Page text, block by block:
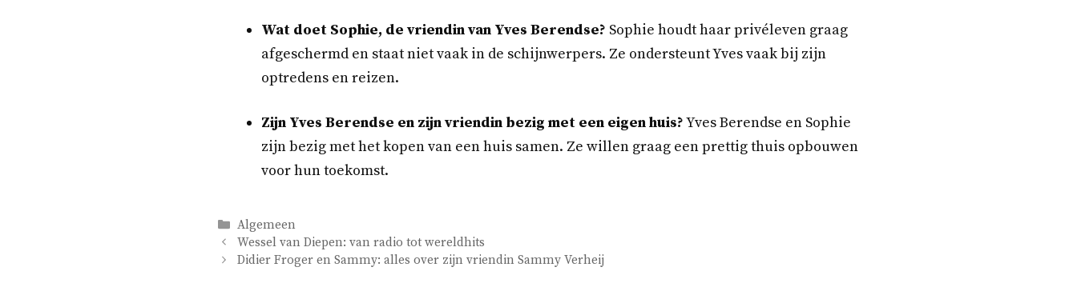
Wat doet Sophie, de vriendin van Yves Berendse? Sophie houdt haar privéleven graag
afgeschermd en staat niet vaak in de schijnwerpers. Ze ondersteunt Yves vaak bij zijn
optredens en reizen.
Zijn Yves Berendse en zijn vriendin bezig met een eigen huis?Yves Berendse en Sophie
zijn bezig met het kopen van een huis samen. Ze willen graag een prettig thuis opbouwen
voor hun toekomst.
Categorieën
Algemeen
Wessel van Diepen: van radio tot wereldhits
Didier Froger en Sammy: alles over zijn vriendin Sammy Verheij